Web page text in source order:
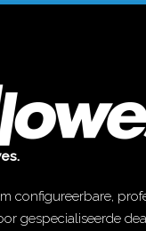
configureerbare,
gespecialiseerde